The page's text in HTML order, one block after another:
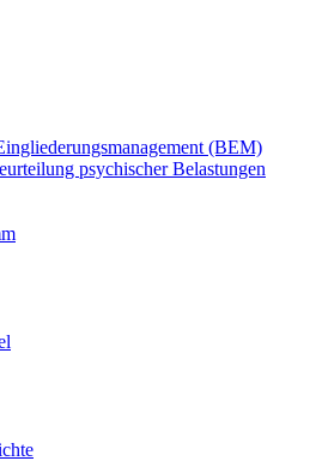
(BEM)
psychischer Belastungen